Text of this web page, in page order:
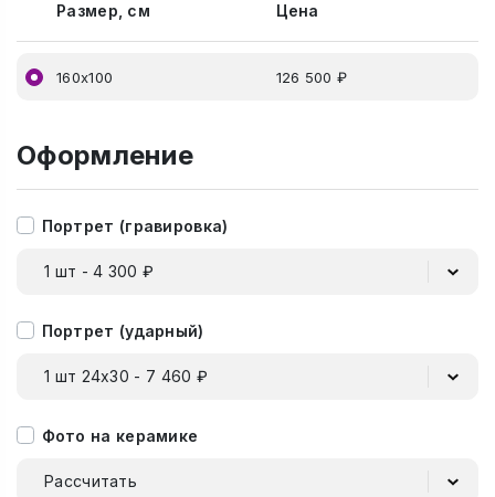
Размер, см Цена
160х100 126 500 ₽
Оформление
Портрет (гравировка)
1 шт - 4 300 ₽
Портрет (ударный)
1 шт 24х30 - 7 460 ₽
Фото на керамике
Рассчитать